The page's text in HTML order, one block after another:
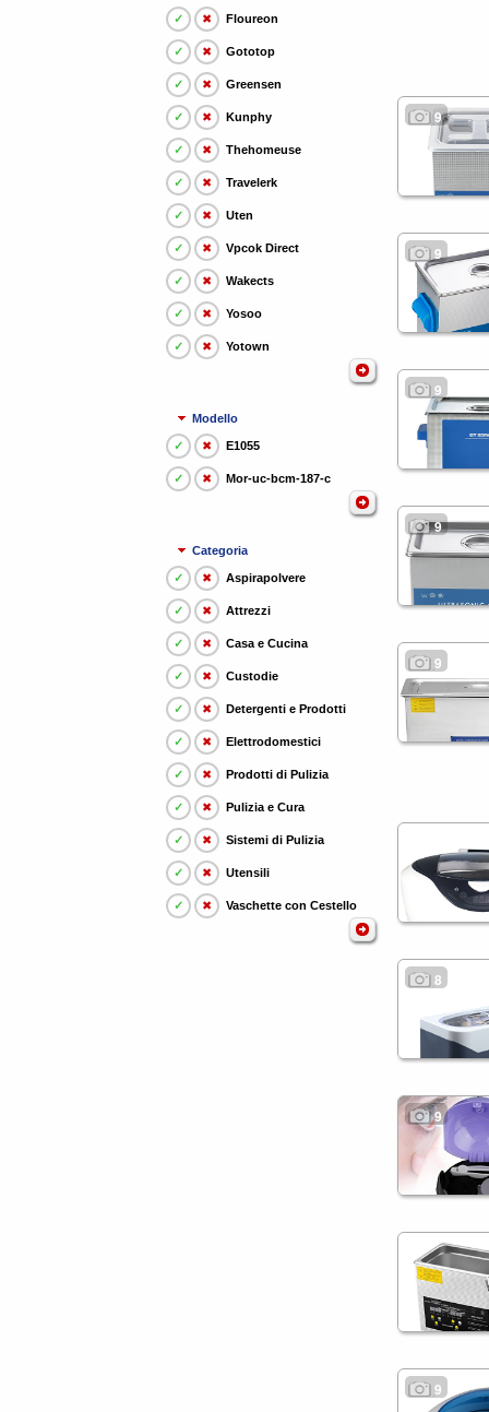
✓ ✖ Floureon
✓ ✖ Gototop
✓ ✖ Greensen
✓ ✖ Kunphy
✓ ✖ Thehomeuse
✓ ✖ Travelerk
✓ ✖ Uten
✓ ✖ Vpcok Direct
✓ ✖ Wakects
✓ ✖ Yosoo
✓ ✖ Yotown
Modello
✓ ✖ E1055
✓ ✖ Mor-uc-bcm-187-c
Categoria
✓ ✖ Aspirapolvere
✓ ✖ Attrezzi
✓ ✖ Casa e Cucina
✓ ✖ Custodie
✓ ✖ Detergenti e Prodotti
✓ ✖ Elettrodomestici
✓ ✖ Prodotti di Pulizia
✓ ✖ Pulizia e Cura
✓ ✖ Sistemi di Pulizia
✓ ✖ Utensili
✓ ✖ Vaschette con Cestello
9
9
9
9
9
8
9
9